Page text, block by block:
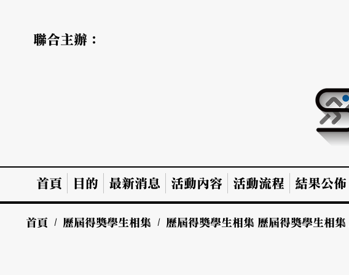
聯合主辦：
首頁 目的 最新消息 活動內容 活動流程 結果公佈
首頁 / 歷屆得獎學生相集 / 歷屆得獎學生相集 歷屆得獎學生相集